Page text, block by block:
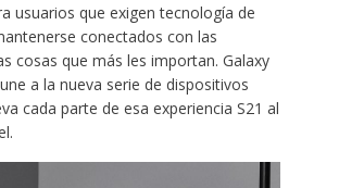
usuarios que exigen tecnología de
conectados con las
cosas que más les importan. Galaxy
a la nueva serie de dispositivos
cada parte de esa experiencia S21 al